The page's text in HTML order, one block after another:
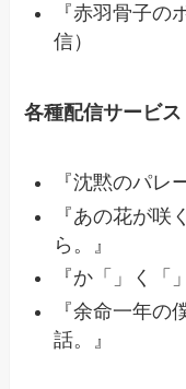
『赤羽骨子の
信）
各種配信サービス
『沈黙のパレ
『あの花が咲
ら。』
『か「」く「
『余命一年の
話。』